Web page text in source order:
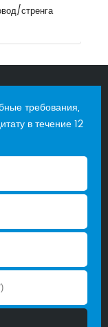
стренга
требования,
в течение 12